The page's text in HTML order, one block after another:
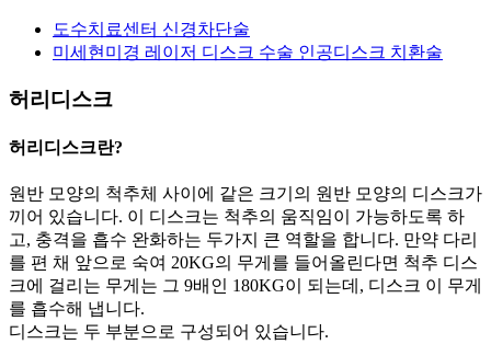
도수치료센터 신경차단술
미세현미경 레이저 디스크 수술 인공디스크 치환술
허리디스크
허리디스크란?
원반 모양의 척추체 사이에 같은 크기의 원반 모양의 디스크가
끼어 있습니다. 이 디스크는 척추의 움직임이 가능하도록 하
고, 충격을 흡수 완화하는 두가지 큰 역할을 합니다. 만약 다리
를 편 채 앞으로 숙여 20KG의 무게를 들어올린다면 척추 디스
크에 걸리는 무게는 그 9배인 180KG이 되는데, 디스크 이 무게
를 흡수해 냅니다.
디스크는 두 부분으로 구성되어 있습니다.